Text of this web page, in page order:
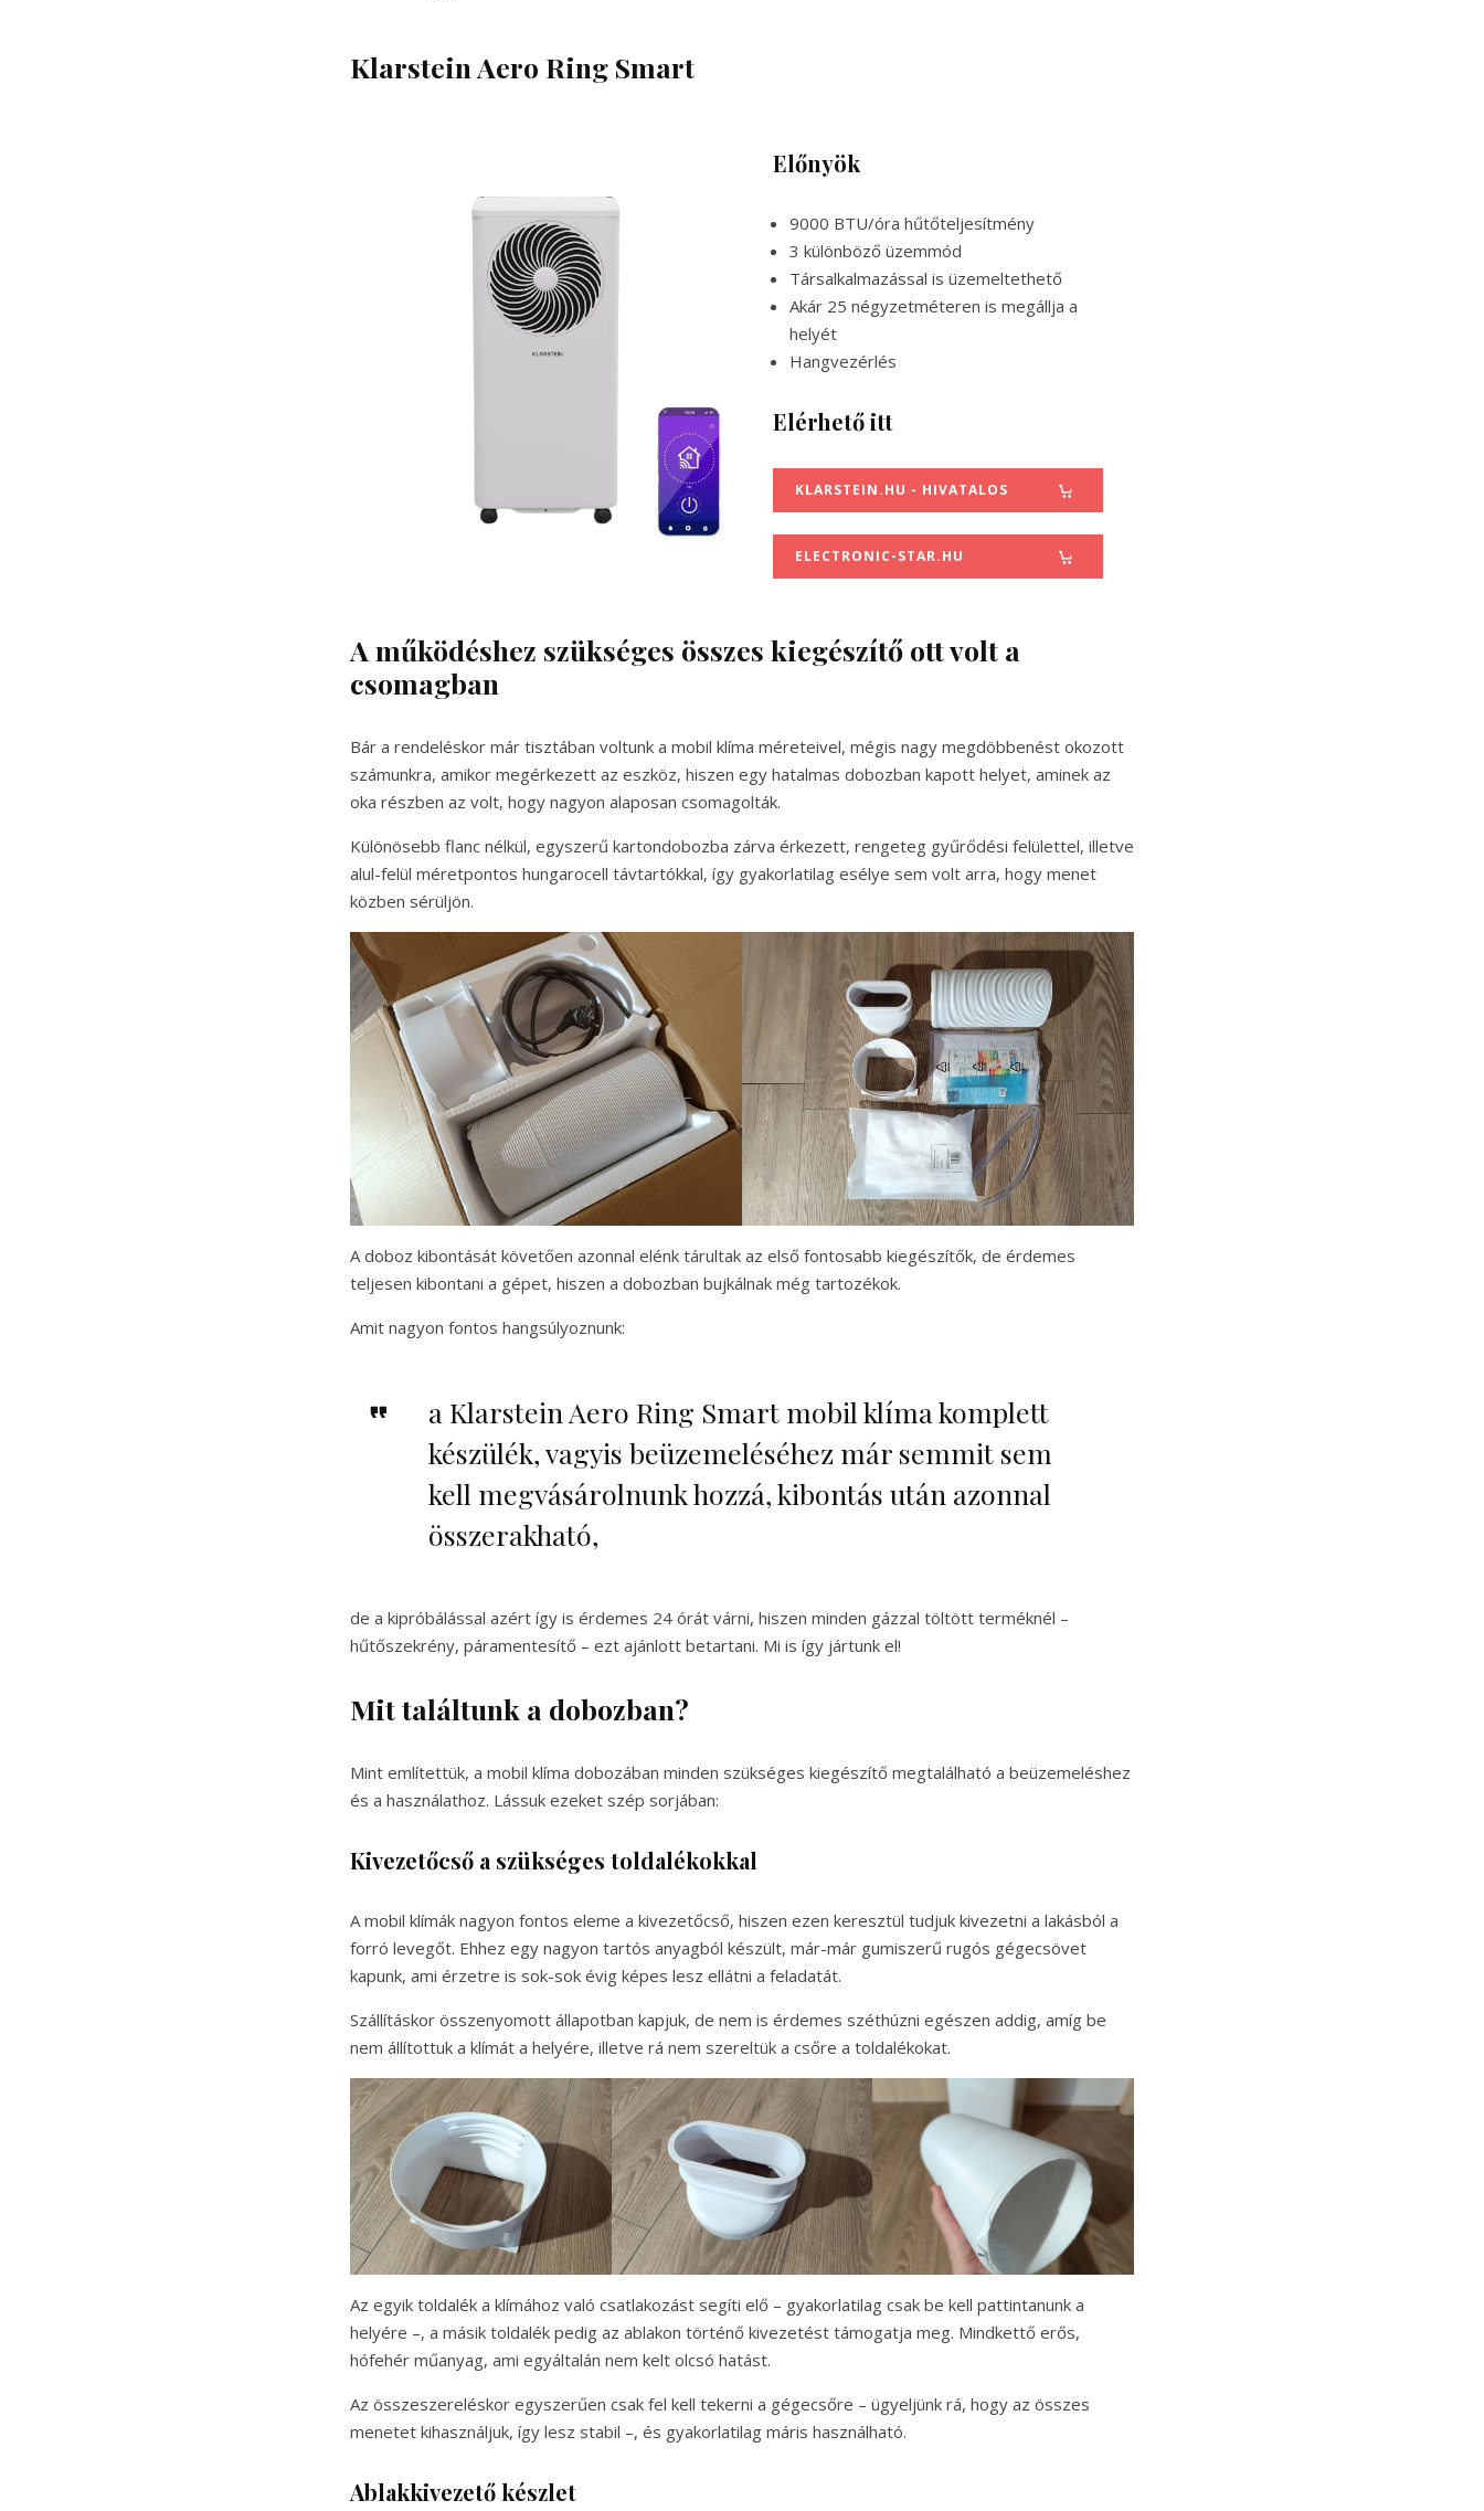
Klarstein Aero Ring Smart
Előnyök
9000 BTU/óra hűtőteljesítmény
3 különböző üzemmód
Társalkalmazással is üzemeltethető
Akár 25 négyzetméteren is megállja a
helyét
Hangvezérlés
Elérhető itt
KLARSTEIN.HU - HIVATALOS
ELECTRONIC-STAR.HU
A működéshez szükséges összes kiegészítő ott volt a
csomagban
Bár a rendeléskor már tisztában voltunk a mobil klíma méreteivel, mégis nagy megdöbbenést okozott
számunkra, amikor megérkezett az eszköz, hiszen egy hatalmas dobozban kapott helyet, aminek az
oka részben az volt, hogy nagyon alaposan csomagolták.
Különösebb flanc nélkül, egyszerű kartondobozba zárva érkezett, rengeteg gyűrődési felülettel, illetve
alul-felül méretpontos hungarocell távtartókkal, így gyakorlatilag esélye sem volt arra, hogy menet
közben sérüljön.
A doboz kibontását követően azonnal elénk tárultak az első fontosabb kiegészítők, de érdemes
teljesen kibontani a gépet, hiszen a dobozban bujkálnak még tartozékok.
Amit nagyon fontos hangsúlyoznunk:
a Klarstein Aero Ring Smart mobil klíma komplett
készülék, vagyis beüzemeléséhez már semmit sem
kell megvásárolnunk hozzá, kibontás után azonnal
összerakható,
de a kipróbálással azért így is érdemes 24 órát várni, hiszen minden gázzal töltött terméknél –
hűtőszekrény, páramentesítő – ezt ajánlott betartani. Mi is így jártunk el!
Mit találtunk a dobozban?
Mint említettük, a mobil klíma dobozában minden szükséges kiegészítő megtalálható a beüzemeléshez
és a használathoz. Lássuk ezeket szép sorjában:
Kivezetőcső a szükséges toldalékokkal
A mobil klímák nagyon fontos eleme a kivezetőcső, hiszen ezen keresztül tudjuk kivezetni a lakásból a
forró levegőt. Ehhez egy nagyon tartós anyagból készült, már-már gumiszerű rugós gégecsövet
kapunk, ami érzetre is sok-sok évig képes lesz ellátni a feladatát.
Szállításkor összenyomott állapotban kapjuk, de nem is érdemes széthúzni egészen addig, amíg be
nem állítottuk a klímát a helyére, illetve rá nem szereltük a csőre a toldalékokat.
Az egyik toldalék a klímához való csatlakozást segíti elő – gyakorlatilag csak be kell pattintanunk a
helyére –, a másik toldalék pedig az ablakon történő kivezetést támogatja meg. Mindkettő erős,
hófehér műanyag, ami egyáltalán nem kelt olcsó hatást.
Az összeszereléskor egyszerűen csak fel kell tekerni a gégecsőre – ügyeljünk rá, hogy az összes
menetet kihasználjuk, így lesz stabil –, és gyakorlatilag máris használható.
Ablakkivezető készlet